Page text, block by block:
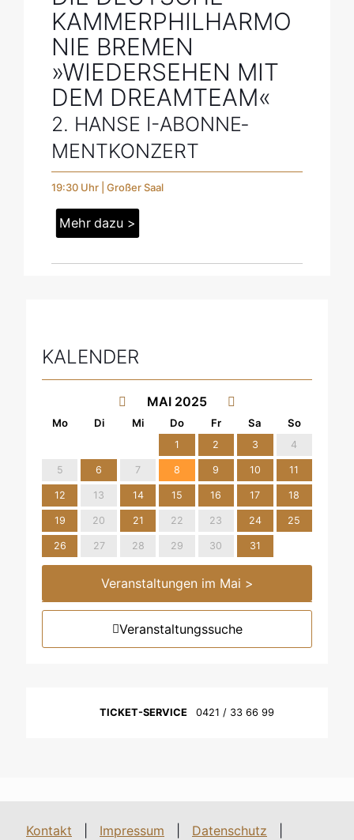
KAMMERPHILHARMO
NIE BREMEN
»WIEDER­SEHEN MIT
DEM DREAMTEAM«
2. HANSE I-ABONNE­
MENT­KONZERT
19:30 Uhr | Großer Saal
Mehr dazu >
KALENDER
MAI 2025
1 2 3 4
5 6 7 8 9 10 11
12 13 14 15 16 17 18
19 20 21 22 23 24 25
26 27 28 29 30 31
Veranstaltungen im Mai >
Veranstaltungssuche
TICKET-SERVICE 0421 / 33 66 99
Kontakt Impressum Datenschutz